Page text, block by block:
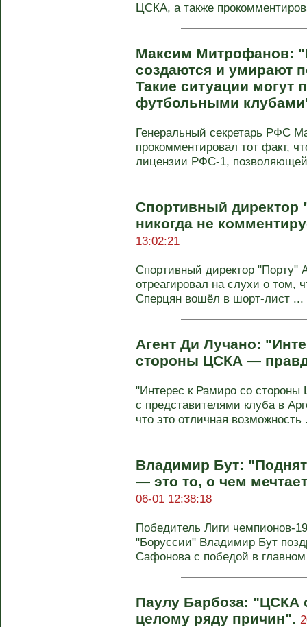
ЦСКА, а также
Максим Митрофанов:
создаются и умирают
Такие ситуации могут
футбольными
Генеральный секретарь РФС
прокомментировал тот факт,
лицензии РФС-1,
Спортивный
никогда не
13:02:21
Спортивный директор "Порту"
отреагировал на слухи о том,
Сперцян вошёл в шорт‑лист ...
Агент Ди Лучано:
стороны ЦСКА —
"Интерес к Рамиро со
с представителями клуба в
что это отличная возможность
Владимир Бут:
— это то, о чем
06-01 12:38:18
Победитель Лиги
"Боруссии" Владимир Бут
Сафонова с победой в
Паулу Барбоза: "ЦСКА
целому ряду причин".